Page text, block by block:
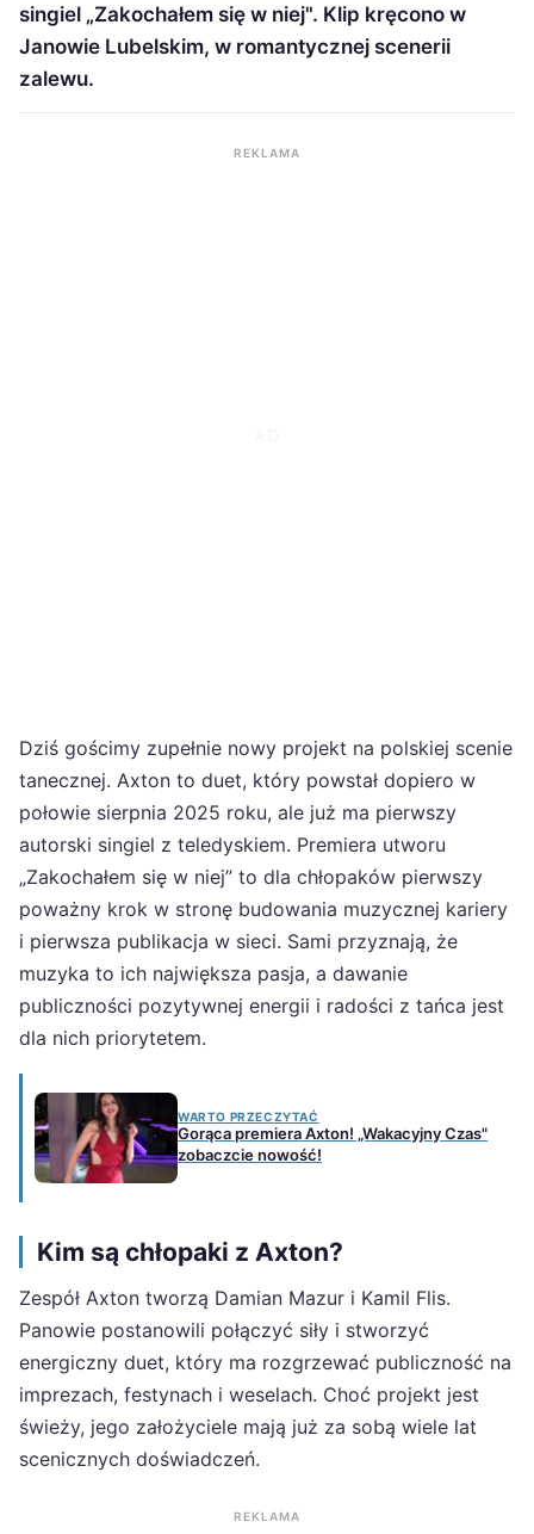
singiel „Zakochałem się w niej". Klip kręcono w
Janowie Lubelskim, w romantycznej scenerii
zalewu.
REKLAMA
Dziś gościmy zupełnie nowy projekt na polskiej scenie
tanecznej. Axton to duet, który powstał dopiero w
połowie sierpnia 2025 roku, ale już ma pierwszy
autorski singiel z teledyskiem. Premiera utworu
„Zakochałem się w niej” to dla chłopaków pierwszy
poważny krok w stronę budowania muzycznej kariery
i pierwsza publikacja w sieci. Sami przyznają, że
muzyka to ich największa pasja, a dawanie
publiczności pozytywnej energii i radości z tańca jest
dla nich priorytetem.
WARTO PRZECZYTAĆ
Gorąca premiera Axton! „Wakacyjny Czas"
zobaczcie nowość!
Kim są chłopaki z Axton?
Zespół Axton tworzą Damian Mazur i Kamil Flis.
Panowie postanowili połączyć siły i stworzyć
energiczny duet, który ma rozgrzewać publiczność na
imprezach, festynach i weselach. Choć projekt jest
świeży, jego założyciele mają już za sobą wiele lat
scenicznych doświadczeń.
REKLAMA